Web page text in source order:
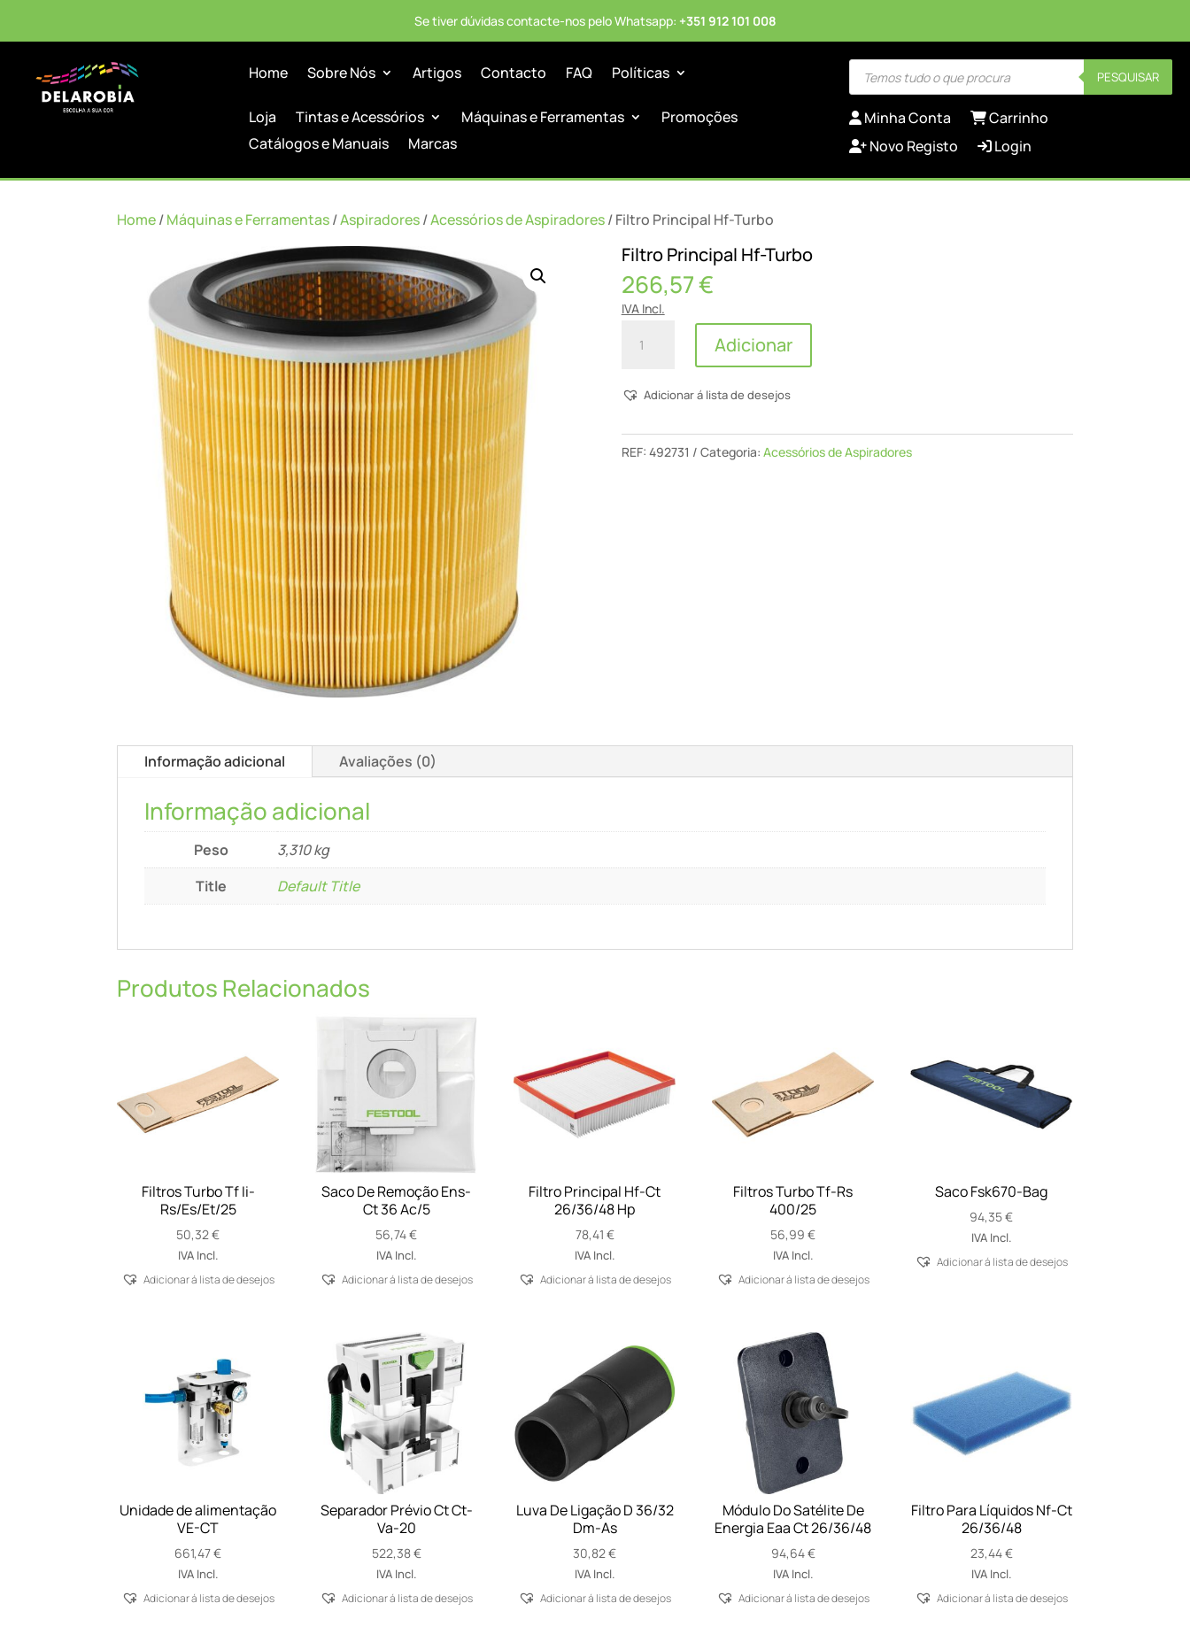
Se tiver dúvidas contacte-nos pelo Whatsapp: +351 912 101 008
Home Sobre Nós Artigos Contacto FAQ Políticas Products
search PESQUISAR
Loja Tintas e Acessórios Máquinas e Ferramentas
Promoções
Catálogos e Manuais
Marcas
Minha Conta
Carrinho
Novo Registo
Login
Home/Máquinas e Ferramentas/Aspiradores/Acessórios de Aspiradores/ Filtro Principal Hf-Turbo
Filtro Principal Hf-Turbo
266,57€
IVA Incl.
Quantidade
Principal
Turbo
Adicionar
Adicionar á lista de desejos
REF: 492731 Categoria: Acessórios de Aspiradores
Informação adicional Avaliações (0)
Informação adicional
Peso
3,310 kg
Title
Default Title
Produtos Relacionados
Filtros Turbo Tf Ii-
Rs/Es/Et/25
50,32€
IVA Incl.
Adicionar á lista de desejos
Saco De Remoção Ens-
Ct 36 Ac/5
56,74€
IVA Incl.
Adicionar á lista de desejos
Filtro Principal Hf-Ct
26/36/48 Hp
78,41 €
IVA Incl.
Adicionar á lista de desejos
Filtros Turbo Tf-Rs
400/25
56,99€
IVA Incl.
Adicionar á lista de desejos
Saco Fsk670-Bag
94,35€
IVA Incl.
Adicionar á lista de desejos
Unidade de alimentação
VE-CT
661,47€
IVA Incl.
Adicionar á lista de desejos
Separador Prévio Ct Ct-
Va-20
522,38€
IVA Incl.
Adicionar á lista de desejos
Luva De Ligação D 36/32
Dm-As
30,82€
IVA Incl.
Adicionar á lista de desejos
Módulo Do Satélite De
Energia Eaa Ct 26/36/48
94,64€
IVA Incl.
Adicionar á lista de desejos
Filtro Para Líquidos Nf-Ct
26/36/48
23,44€
IVA Incl.
Adicionar á lista de desejos